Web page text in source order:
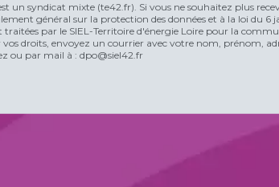
un syndicat mixte (te42.fr). Si vous ne souhaitez plus
général sur la protection des données et à la loi du 6
traitées par le SIEL-Territoire d'énergie Loire pour la
droits, envoyez un courrier avec votre nom, prénom,
ou par mail à : dpo@siel42.fr